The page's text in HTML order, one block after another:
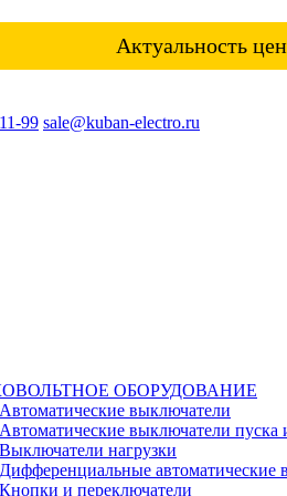
Актуальность
99 sale@kuban-electro.ru
ОБОРУДОВАНИЕ
Автоматические выключатели
Автоматические выключатели пуска
Выключатели нагрузки
Дифференциальные автоматические
Кнопки и переключатели